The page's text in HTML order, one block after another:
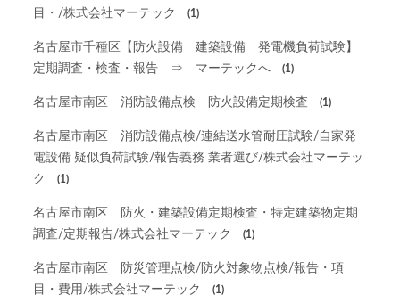
目・/株式会社マーテック
(1)
名古屋市千種区【防火設備 建築設備 発電機負荷試験】
定期調査・検査・報告 ⇒ マーテックへ
(1)
名古屋市南区 消防設備点検 防火設備定期検査 (1)
名古屋市南区 消防設備点検/連結送水管耐圧試験/自家発
電設備 疑似負荷試験/報告義務 業者選び/株式会社マーテッ
ク
(1)
名古屋市南区 防火・建築設備定期検査・特定建築物定期
調査/定期報告/株式会社マーテック
(1)
名古屋市南区 防災管理点検/防火対象物点検/報告・項
目・費用/株式会社マーテック
(1)